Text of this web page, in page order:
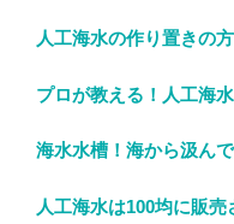
人工海水の作り置きの
プロが教える！人工海
海水水槽！海から汲ん
人工海水は100均に販売